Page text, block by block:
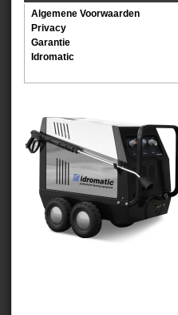
Algemene Voorwaarden
Privacy
Garantie
Idromatic